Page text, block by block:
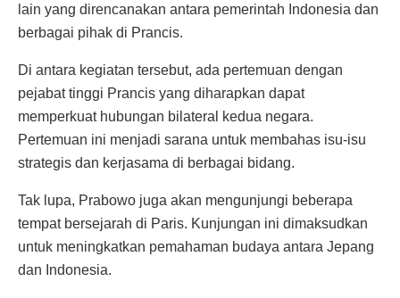
lain yang direncanakan antara pemerintah Indonesia dan
berbagai pihak di Prancis.
Di antara kegiatan tersebut, ada pertemuan dengan
pejabat tinggi Prancis yang diharapkan dapat
memperkuat hubungan bilateral kedua negara.
Pertemuan ini menjadi sarana untuk membahas isu-isu
strategis dan kerjasama di berbagai bidang.
Tak lupa, Prabowo juga akan mengunjungi beberapa
tempat bersejarah di Paris. Kunjungan ini dimaksudkan
untuk meningkatkan pemahaman budaya antara Jepang
dan Indonesia.